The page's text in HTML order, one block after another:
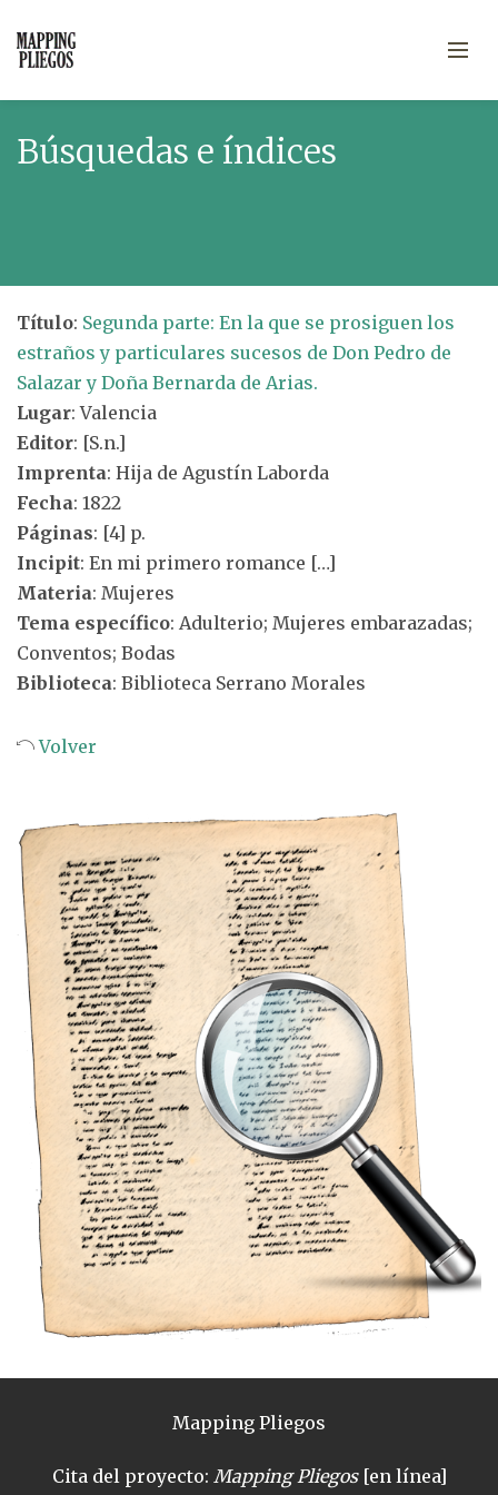
Búsquedas e índices
Título: Segunda parte: En la que se prosiguen los
estraños y particulares sucesos de Don Pedro de
Salazar y Doña Bernarda de Arias.
Lugar: Valencia
Editor: [S.n.]
Imprenta: Hija de Agustín Laborda
Fecha: 1822
Páginas: [4] p.
Incipit: En mi primero romance […]
Materia: Mujeres
Tema específico: Adulterio; Mujeres embarazadas;
Conventos; Bodas
Biblioteca: Biblioteca Serrano Morales
Volver
Mapping Pliegos
Cita del proyecto: Mapping Pliegos[en línea]